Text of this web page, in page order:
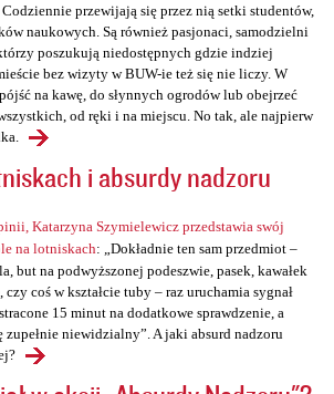
przewijają się przez nią setki studentów,
naukowych. Są również pasjonaci, samodzielni
poszukują niedostępnych gdzie indziej
bez wizyty w BUW-ie też się nie liczy. W
na kawę, do słynnych ogrodów lub obejrzeć
od ręki i na miejscu. No tak, ale najpierw
i absurdy nadzoru
Katarzyna Szymielewicz przedstawia swój
na lotniskach: „Dokładnie ten sam przedmiot –
but na podwyższonej podeszwie, pasek, kawałek
coś w kształcie tuby – raz uruchamia sygnał
15 minut na dodatkowe sprawdzenie, a
zupełnie niewidzialny”. A jaki absurd nadzoru